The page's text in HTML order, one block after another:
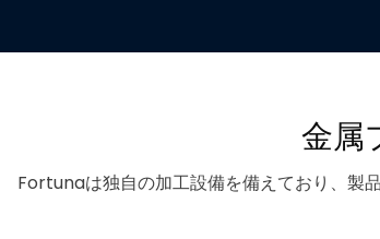
金属
Fortunaは独自の加工設備を備えており、製